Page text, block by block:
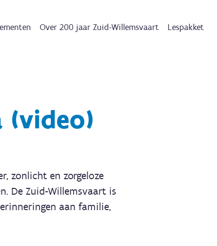
Over 200 jaar Zuid-Willemsvaart Lespakket
(video)
zonlicht en zorgeloze
De Zuid-Willemsvaart is
aan familie,